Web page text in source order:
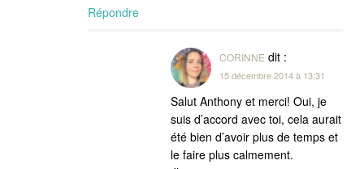
Répondre
CORINNE dit :
15 décembre 2014 à 13:31
Salut Anthony et merci! Oui, je
suis d’accord avec toi, cela aurait
été bien d’avoir plus de temps et
le faire plus calmement.